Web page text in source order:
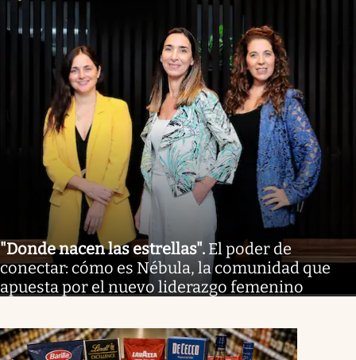
"Donde nacen las estrellas". El poder de
conectar: cómo es Nébula, la comunidad que
apuesta por el nuevo liderazgo femenino